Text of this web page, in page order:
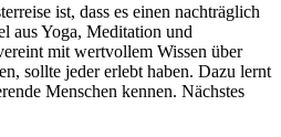
ist, dass es einen nachträglich
aus Yoga, Meditation und
mit wertvollem Wissen über
sollte jeder erlebt haben. Dazu lernt
Menschen kennen. Nächstes